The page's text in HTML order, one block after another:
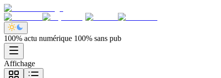
100% actu numérique 100% sans pub
Affichage